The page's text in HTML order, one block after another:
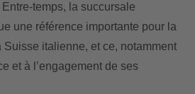
temps, la succursale
une référence importante pour la
italienne, et ce, notamment
et à l’engagement de ses